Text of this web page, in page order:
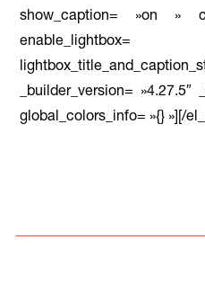
show_caption= »on »
_builder_version=
global_colors_info= »{} »][/